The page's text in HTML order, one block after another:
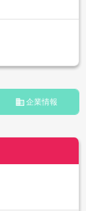
business 企業情報